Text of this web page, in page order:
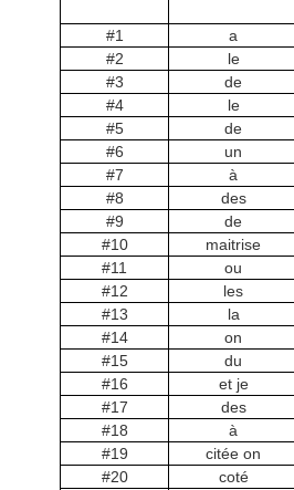
#1 a
#2
le
#3
de
#4
le
#5
de
#6
un
#7
à
#8
des
#9
de
#10
maitrise
#11
ou
#12
les
#13
la
#14
on
#15
du
#16
et je
#17
des
#18
à
#19
citée on
#20
coté